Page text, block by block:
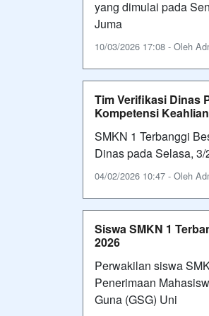
yang dimulai pada
Juma
10/03/2026 17:08 - Oleh
Tim Verifikasi Dinas
Kompetensi
SMKN 1 Terbanggi
Dinas pada Selasa,
04/02/2026 10:47 - Oleh
Siswa SMKN 1
2026
Perwakilan siswa
Penerimaan
Guna (GSG) Uni